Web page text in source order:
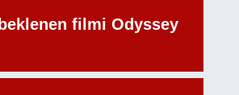
filmi Odyssey